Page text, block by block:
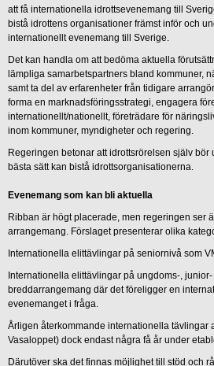
att få internationella idrottsevenemang till
bistå idrottens organisationer främst inför och
internationellt evenemang till Sverige.
Det kan handla om att bedöma aktuella
lämpliga samarbetspartners bland kommuner,
samt ta del av erfarenheter från tidigare
forma en marknadsföringsstrategi, engagera
internationellt/nationellt, företrädare för
inom kommuner, myndigheter och regering.
Regeringen betonar att idrottsrörelsen själv bör
bästa sätt kan bistå idrottsorganisationerna.
Evenemang som kan bli aktuella
Ribban är högt placerade, men regeringen ser
arrangemang. Förslaget presenterar olika
Internationella elittävlingar på seniornivå som
Internationella elittävlingar på ungdoms-,
breddarrangemang där det föreligger en
evenemanget i fråga.
Årligen återkommande internationella tävlingar
Vasaloppet) dock endast några få år under
Därutöver ska det finnas möjlighet till stöd och